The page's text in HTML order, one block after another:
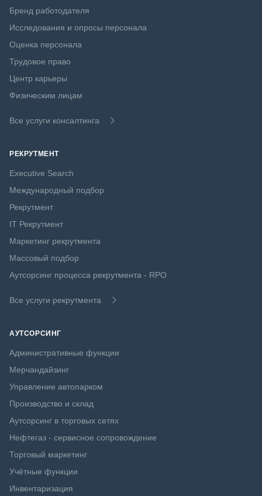
Бренд работодателя
Исследования и опросы персонала
Оценка персонала
Трудовое право
Центр карьеры
Физическим лицам
Все услуги консалтинга
РЕКРУТМЕНТ
Executive Search
Международный подбор
Рекрутмент
IT Рекрутмент
Маркетинг рекрутмента
Массовый подбор
Аутсорсинг процесса рекрутмента - RPO
Все услуги рекрутмента
АУТСОРСИНГ
Административные функции
Мерчандайзинг
Управление автопарком
Производство и склад
Аутсорсинг в торговых сетях
Нефтегаз - сервисное сопровождение
Торговый маркетинг
Учётные функции
Инвентаризация